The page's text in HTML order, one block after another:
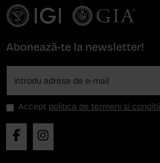
Abonează-te la newsletter!
Accept politica de termeni si conditii